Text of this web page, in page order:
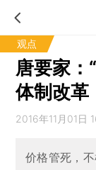
观点
唐要家：
体制改革
2016年11月01日
价格管死，